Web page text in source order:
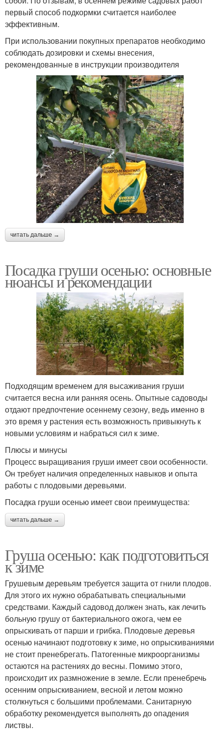
первый способ подкормки считается наиболее
эффективным.
При использовании покупных препаратов необходимо
соблюдать дозировки и схемы внесения,
рекомендованные в инструкции производителя
читать дальше →
Посадка груши осенью: основные
нюансы и рекомендации
Подходящим временем для высаживания груши
считается весна или ранняя осень. Опытные садоводы
отдают предпочтение осеннему сезону, ведь именно в
это время у растения есть возможность привыкнуть к
новыми условиям и набраться сил к зиме.
Плюсы и минусы
Процесс выращивания груши имеет свои особенности.
Он требует наличия определенных навыков и опыта
работы с плодовыми деревьями.
Посадка груши осенью имеет свои преимущества:
читать дальше →
Груша осенью: как подготовиться
к зиме
Грушевым деревьям требуется защита от гнили плодов.
Для этого их нужно обрабатывать специальными
средствами. Каждый садовод должен знать, как лечить
больную грушу от бактериального ожога, чем ее
опрыскивать от парши и грибка. Плодовые деревья
осенью начинают подготовку к зиме, но опрыскиваниями
не стоит пренебрегать. Патогенные микроорганизмы
остаются на растениях до весны. Помимо этого,
происходит их размножение в земле. Если пренебречь
осенним опрыскиванием, весной и летом можно
столкнуться с большими проблемами. Санитарную
обработку рекомендуется выполнять до опадения
листвы.